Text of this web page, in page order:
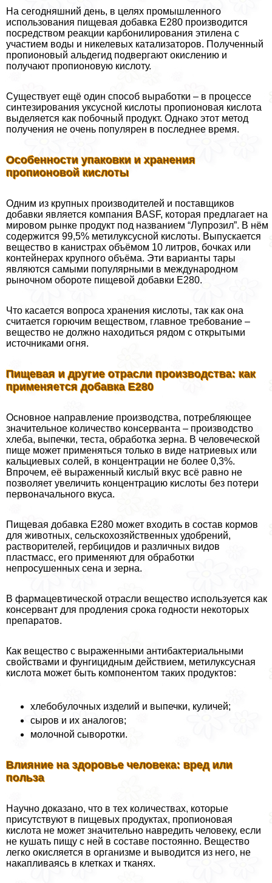
На сегодняшний день, в целях промышленного
использования пищевая добавка Е280 производится
посредством реакции карбонилирования этилена с
участием воды и никелевых катализаторов. Полученный
пропионовый альдегид подвергают окислению и
получают пропионовую кислоту.
Существует ещё один способ выработки – в процессе
синтезирования уксусной кислоты пропионовая кислота
выделяется как побочный продукт. Однако этот метод
получения не очень популярен в последнее время.
Особенности упаковки и хранения
пропионовой кислоты
Одним из крупных производителей и поставщиков
добавки является компания BASF, которая предлагает на
мировом рынке продукт под названием “Лупрозил”. В нём
содержится 99,5% метилуксусной кислоты. Выпускается
вещество в канистрах объёмом 10 литров, бочках или
контейнерах крупного объёма. Эти варианты тары
являются самыми популярными в международном
рыночном обороте пищевой добавки Е280.
Что касается вопроса хранения кислоты, так как она
считается горючим веществом, главное требование –
вещество не должно находиться рядом с открытыми
источниками огня.
Пищевая и другие отрасли производства: как
применяется добавка Е280
Основное направление производства, потрeбляющее
значительное количество консерванта – производство
хлеба, выпечки, теста, обработка зерна. В человеческой
пище может применяться только в виде натриевых или
кальциевых солей, в концентрации не более 0,3%.
Впрочем, её выраженный кислый вкус всё равно не
позволяет увеличить концентрацию кислоты без потери
первоначального вкуса.
Пищевая добавка Е280 может входить в состав кормов
для животных, сельскохозяйственных удобрений,
растворителей, гербицидов и различных видов
пластмасс, его применяют для обработки
непросушенных сена и зерна.
В фармацевтической отрасли вещество используется как
консервант для продления срока годности некоторых
препаратов.
Как вещество с выраженными антибактериальными
свойствами и фунгицидным действием, метилуксусная
кислота может быть компонентом таких продуктов:
хлебобулочных изделий и выпечки, куличей;
сыров и их аналогов;
молочной сыворотки.
Влияние на здоровье человека: вред или
польза
Научно доказано, что в тех количествах, которые
присутствуют в пищевых продуктах, пропионовая
кислота не может значительно навредить человеку, если
не кушать пищу с ней в составе постоянно. Вещество
легко окисляется в организме и выводится из него, не
накапливаясь в клетках и тканях.